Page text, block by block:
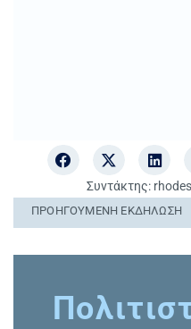
Συντάκτης:
ΠΡΟΗΓΟΎΜΕΝΗ ΕΚΔΉΛΩΣΗ